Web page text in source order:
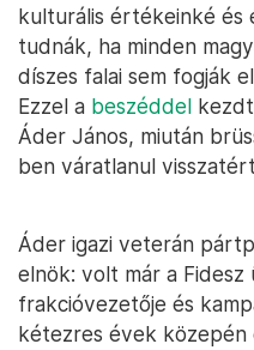
kulturális értékeinké és
tudnák, ha minden
díszes falai sem fogják
Ezzel a beszéddel
Áder János, miután
ben váratlanul
Áder igazi veterán
elnök: volt már a
frakcióvezetője és
kétezres évek